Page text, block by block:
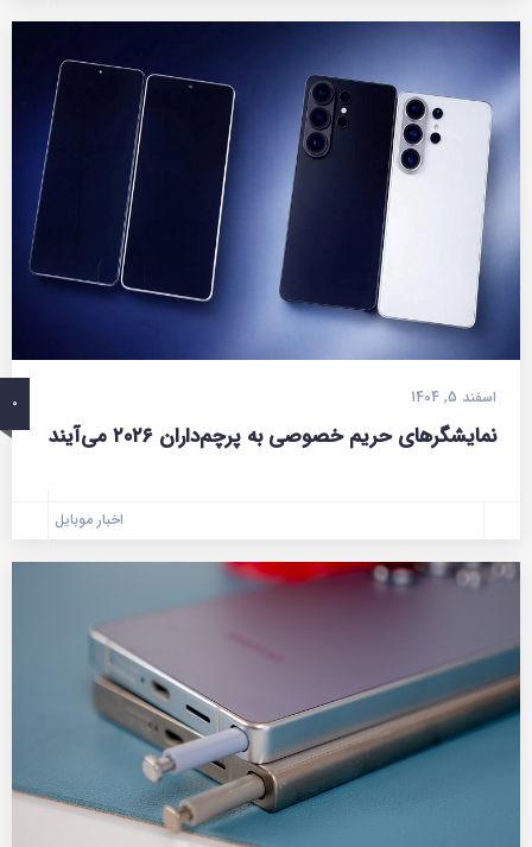
0 اسفند 5, 1404
نمایشگرهای حریم خصوصی به پرچم‌داران ۲۰۲۶ می‌آیند
اخبار موبایل